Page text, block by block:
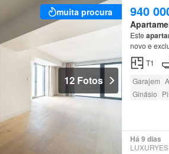
muita procura
12 Fotos
940
Este
novo e
Localizado
T1
Garajem
Ginásio
Há 9 dias